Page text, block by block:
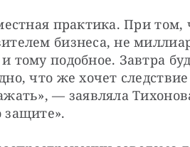
практика. При
бизнеса, не
тому подобное. Завтра
что же хочет
— заявляла
защите».